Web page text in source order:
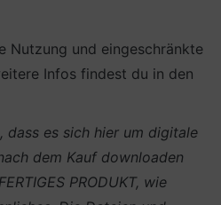
Nutzung und eingeschränkte
Infos findest du in den
dass es sich hier um digitale
dem Kauf downloaden
PRODUKT, wie